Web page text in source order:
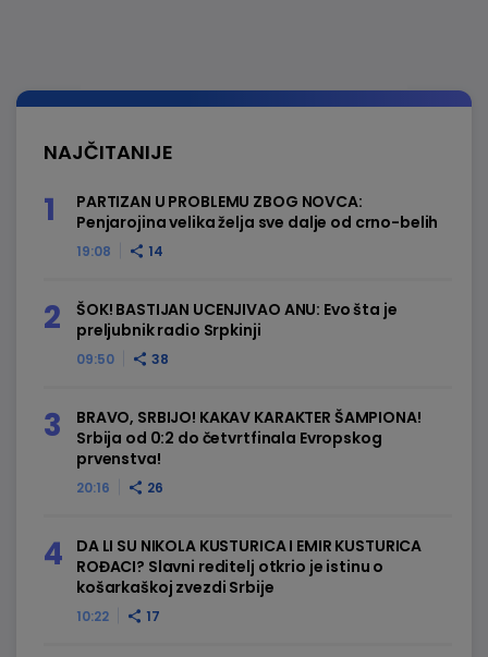
NAJČITANIJE
19:08 14
PARTIZAN U PROBLEMU ZBOG NOVCA:
Penjarojina velika želja sve dalje od crno-belih
09:50 38
ŠOK! BASTIJAN UCENJIVAO ANU: Evo šta je
preljubnik radio Srpkinji
20:16 26
BRAVO, SRBIJO! KAKAV KARAKTER ŠAMPIONA!
Srbija od 0:2 do četvrtfinala Evropskog
prvenstva!
10:22 17
DA LI SU NIKOLA KUSTURICA I EMIR KUSTURICA
ROĐACI? Slavni reditelj otkrio je istinu o
košarkaškoj zvezdi Srbije